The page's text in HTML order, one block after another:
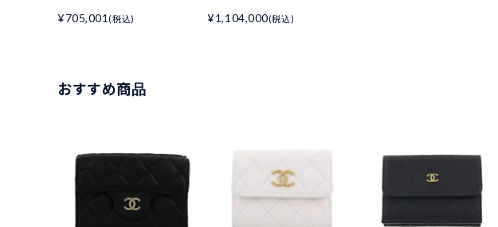
¥705,001 (税込)
¥1,104,000(税込)
おすすめ商品